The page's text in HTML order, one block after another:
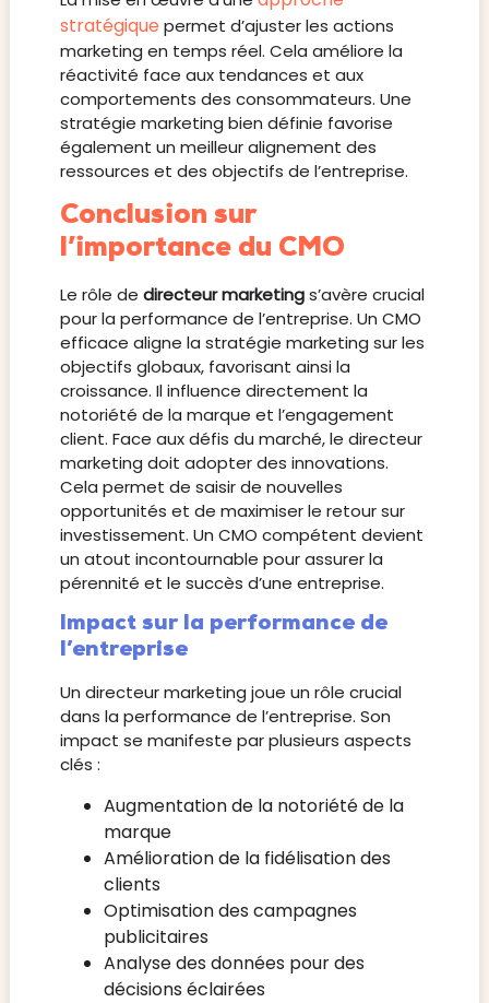
stratégique permet d’ajuster les actions
marketing en temps réel. Cela améliore la
réactivité face aux tendances et aux
comportements des consommateurs. Une
stratégie marketing bien définie favorise
également un meilleur alignement des
ressources et des objectifs de l’entreprise.
Conclusion sur
l’importance du CMO
Le rôle de directeur marketings’avère crucial
pour la performance de l’entreprise. Un CMO
efficace aligne la stratégie marketing sur les
objectifs globaux, favorisant ainsi la
croissance. Il influence directement la
notoriété de la marque et l’engagement
client. Face aux défis du marché, le directeur
marketing doit adopter des innovations.
Cela permet de saisir de nouvelles
opportunités et de maximiser le retour sur
investissement. Un CMO compétent devient
un atout incontournable pour assurer la
pérennité et le succès d’une entreprise.
Impact sur la performance de
l’entreprise
Un directeur marketing joue un rôle crucial
dans la performance de l’entreprise. Son
impact se manifeste par plusieurs aspects
clés :
Augmentation de la notoriété de la
marque
Amélioration de la fidélisation des
clients
Optimisation des campagnes
publicitaires
Analyse des données pour des
décisions éclairées